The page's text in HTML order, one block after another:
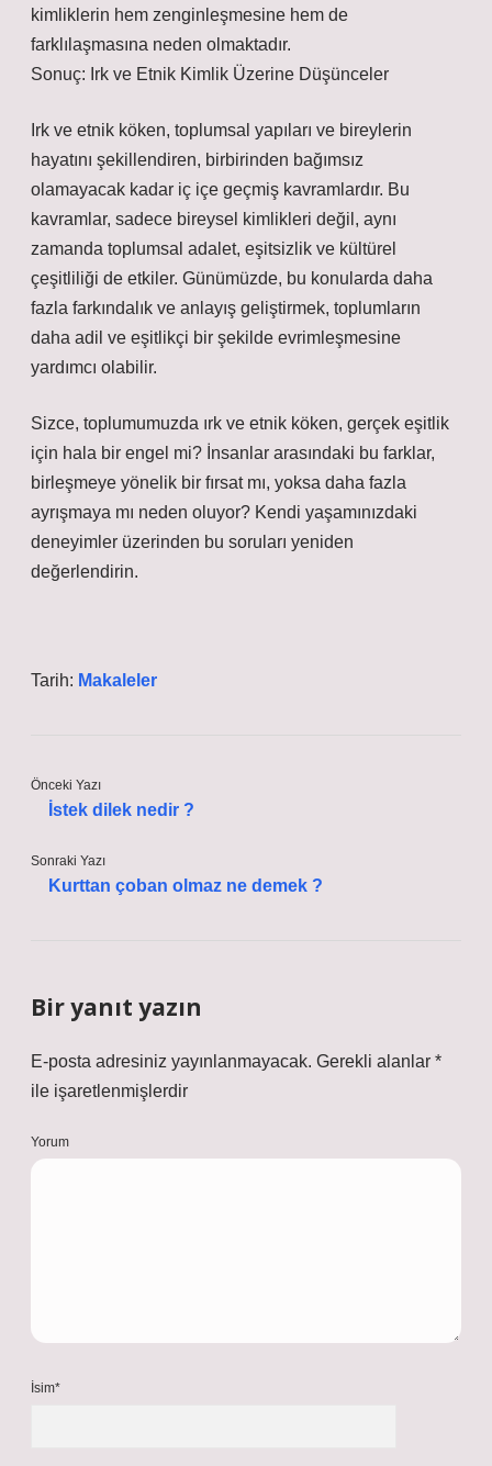
kimliklerin hem zenginleşmesine hem de
farklılaşmasına neden olmaktadır.
Sonuç: Irk ve Etnik Kimlik Üzerine Düşünceler
Irk ve etnik köken, toplumsal yapıları ve bireylerin
hayatını şekillendiren, birbirinden bağımsız
olamayacak kadar iç içe geçmiş kavramlardır. Bu
kavramlar, sadece bireysel kimlikleri değil, aynı
zamanda toplumsal adalet, eşitsizlik ve kültürel
çeşitliliği de etkiler. Günümüzde, bu konularda daha
fazla farkındalık ve anlayış geliştirmek, toplumların
daha adil ve eşitlikçi bir şekilde evrimleşmesine
yardımcı olabilir.
Sizce, toplumumuzda ırk ve etnik köken, gerçek eşitlik
için hala bir engel mi? İnsanlar arasındaki bu farklar,
birleşmeye yönelik bir fırsat mı, yoksa daha fazla
ayrışmaya mı neden oluyor? Kendi yaşamınızdaki
deneyimler üzerinden bu soruları yeniden
değerlendirin.
Tarih: Makaleler
Önceki Yazı
İstek dilek nedir ?
Sonraki Yazı
Kurttan çoban olmaz ne demek ?
Bir yanıt yazın
E-posta adresiniz yayınlanmayacak. Gerekli alanlar *
ile işaretlenmişlerdir
Yorum
İsim*